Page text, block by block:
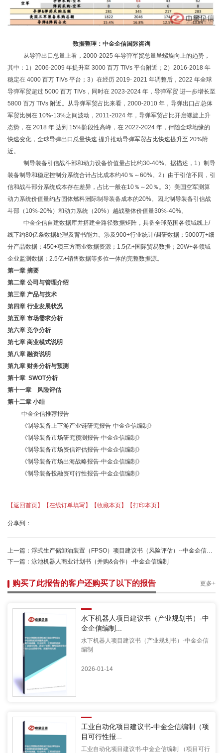
数据整理：中金企信国际咨询
从导弹出口总量上看， 2000-2025 年导弹军贸总量呈螺旋向上的趋势，
其中：1）2006-2009 年提升至 3000 百万 TIVs 平台附近；2）2016-2018 年
稳定在 4000 百万 TIVs 平台；3）在经历 2019- 2021 年调整后，2022 年全球
导弹军贸超过 5000 百万 TIVs，同时在 2023-2024 年，导弹军贸 进一步增长至
5800 百万 TIVs 附近。从导弹军贸占比来看，2000-2010 年，导弹出口占总体
军贸比例在 10%-13%之间波动，2011-2024 年，导弹军贸占比开启螺旋上升
态势，在 2018 年 达到 15%阶段性高峰，在 2022-2024 年，伴随全球地缘的
快速变化，全球导弹出口总量快速 提升推动导弹军贸占比快速提升至 20%附
近。
制导装备引信战斗部和动力设备价值量占比约30-40%。据描述，1）制导
装备制导和稳定控制分系统合计占比成本约40％～60%。2）由于引信不同，引
信和战斗部分系统成本存在差异，占比一般在10％～20％。3）美国空军测算
动力系统价值量约占固体燃料洲际制导装备成本的20%。因此制导装备引信战
斗部（10%-20%）和动力系统（20%）越战整体价值量30%-40%。
中金企信自建数据库并搭建全路径数据矩阵，具备全球范围各领域线上/
线下约80亿条数据处理及背书能力。涉及900+行业统计/调研数据；5000万+细
分产品数据；450+项三方商业数据资源；1.5亿+国际贸易数据；20W+各领域
企业监测数据；2.5亿+销售数据等多位一体的完整数据源。
第一章 摘要
第二章 公司与管理介绍
第三章 产品与技术
第四章 行业发展状况
第五章 市场需求分析
第六章 竞争分析
第七章 商业模式说明
第八章 融资说明
第九章 财务分析与预测
第十章 SWOT分析
第十一章 风险评估
第十二章 小结
中金企信推荐报告
《制导装备上下游产业链研究报告-中金企信编制》
《制导装备市场研究预测报告-中金企信编制》
《制导装备市场资信评估报告-中金企信编制》
《制导装备市场出海战略报告-中金企信编制》
《制导装备投融资可行性报告-中金企信编制 》
【返回首页】 【在线订单填写】 【收藏本页】 【打印本页】
分享到：
上一篇： 浮式生产储卸油装置（FPSO）项目建议书（风险评估）--中金企信权威机构编制
下一篇： 泳池机器人商业计划书（并购&合作）-中金企信编制
购买了此报告的客户还购买了以下的报告 更多+
水下机器人项目建议书（产业规划书）-中
金企信编制...
水下机器人项目建议书（产业规划书）-中金企信
编制
2026-01-14
工业自动化项目建议书-中金企信编制（项
目可行性报...
工业自动化项目建议书-中金企信编制 （项目可行